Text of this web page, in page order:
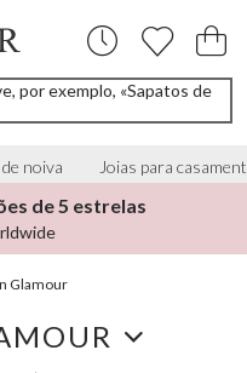
por exemplo, «Sapatos de
noiva Joias para
de 5 estrelas
Glamour